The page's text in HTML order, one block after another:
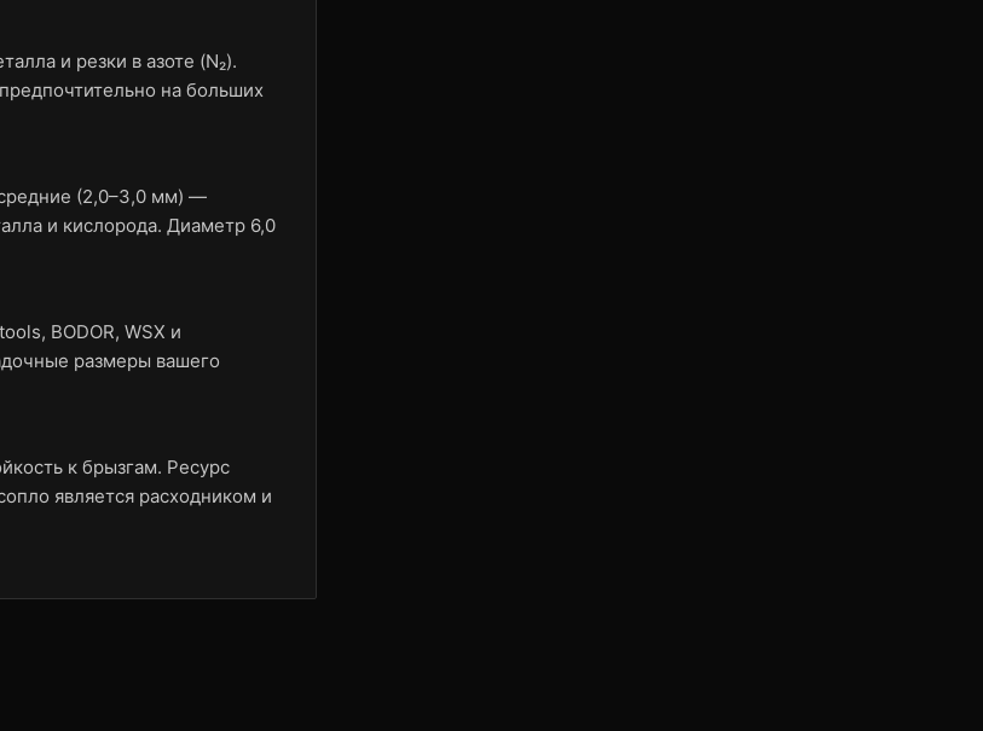
и резки в азоте (N₂).
на больших
(2,0–3,0 мм) —
и кислорода. Диаметр 6,0
BODOR, WSX и
размеры вашего
к брызгам. Ресурс
является расходником и